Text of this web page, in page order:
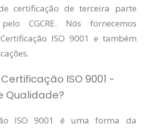
certificação de terceira parte
CGCRE. Nós fornecemos
ISO 9001 e também
ISO 9001 -
Qualidade?
ISO 9001 é uma forma da